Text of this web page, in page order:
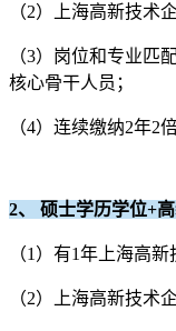
（2）上海高新技术
（3）岗位和专业匹
核心骨干人员；
（4）连续缴纳2年2
2、 硕士学历学位+
（1）有1年上海高
（2）上海高新技术